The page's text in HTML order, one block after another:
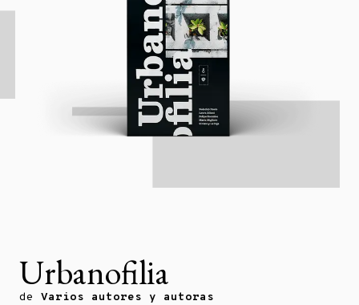
Urbanofilia
de
Varios autores y autoras